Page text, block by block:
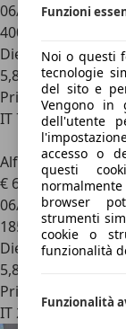
Funzioni
Noi o questi
tecnologie
del sito e
Vengono in
dell'utente
accesso o
questi
browser
strumenti
cookie o
funzionalità
Funzionalità
06/2002
400.000 km
Diesel
5,8 l/100 km
Privato
IT 72012
Alfa Romeo 147
€ 650
06/2006
185.000 km
Diesel
5,8 l/100 km (comb.)
Privato
IT 28060